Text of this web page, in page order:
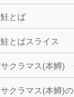
鮭とば
鮭とばスライス
サクラマス(本鱒)
サクラマス(本鱒)